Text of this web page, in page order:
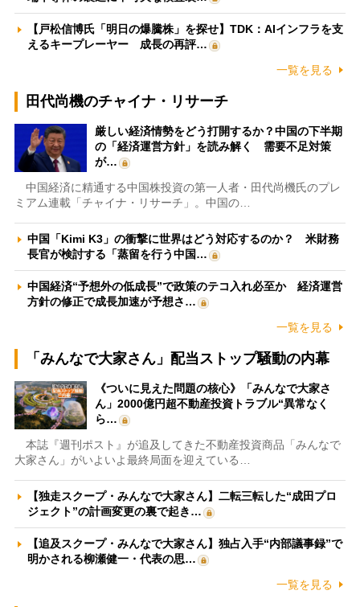
【戸松信博氏「明日の爆騰株」を探せ】TDK：AIインフラを支
えるキープレーヤー 成長の再評…
一覧を見る
田代尚機のチャイナ・リサーチ
厳しい経済情勢をどう打開するか？中国の下半期
の「経済運営方針」を読み解く 需要不足対策
が…
中国経済に精通する中国株投資の第一人者・田代尚機氏のプレ
ミアム連載「チャイナ・リサーチ」。中国の…
中国「Kimi K3」の衝撃に世界はどう対応するのか？ 米財務
長官が検討する「蒸留を行う中国…
中国経済“予想外の低成長”で政策のテコ入れ必至か 経済運営
方針の修正で成長加速が予想さ…
一覧を見る
「みんなで大家さん」配当ストップ騒動の内幕
《ついに見えた問題の核心》「みんなで大家さ
ん」2000億円超不動産投資トラブル“異常なく
ら…
本誌『週刊ポスト』が追及してきた不動産投資商品「みんなで
大家さん」がいよいよ最終局面を迎えている…
【独走スクープ・みんなで大家さん】二転三転した“成田プロ
ジェクト”の計画変更の裏で起き…
【追及スクープ・みんなで大家さん】独占入手“内部議事録”で
明かされる柳瀬健一・代表の思…
一覧を見る